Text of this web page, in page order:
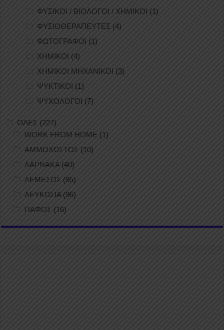
ΦΥΣΙΚΟΙ / ΒΙΟΛΟΓΟΙ / ΧΗΜΙΚΟΙ (1)
ΦΥΣΙΟΘΕΡΑΠΕΥΤΕΣ (4)
ΦΩΤΟΓΡΑΦΟΙ (1)
ΧΗΜΙΚΟΙ (4)
ΧΗΜΙΚΟΙ ΜΗΧΑΝΙΚΟΙ (3)
ΨΥΚΤΙΚΟΙ (1)
ΨΥΧΟΛΟΓΟΙ (7)
ΟΛΕΣ (227)
WORK FROM HOME (1)
ΑΜΜΟΧΩΣΤΟΣ (10)
ΛΑΡΝΑΚΑ (40)
ΛΕΜΕΣΟΣ (85)
ΛΕΥΚΩΣΙΑ(96)
ΠΑΦΟΣ (16)